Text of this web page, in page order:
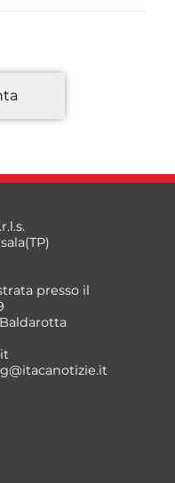
*
presso il